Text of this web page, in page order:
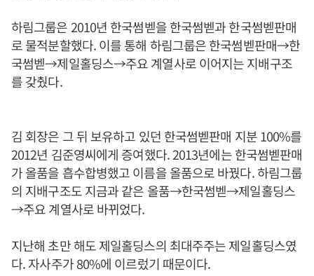
하림그룹은 2010년 한국썸벧을 한국썸벧과 한국썸벧판매
로 물적분할했다. 이를 통해 하림그룹은 한국썸벧판매→한
국썸벧→제일홀딩스→주요 계열사로 이어지는 지배구조
를 갖췄다.
김 회장은 그 뒤 보유하고 있던 한국썸벧판매 지분 100%를
2012년 김준영씨에게 증여했다. 2013년에는 한국썸벧판매
가 올품을 흡수합병했고 이름을 올품으로 바꿨다. 하림그룹
의 지배구조도 지금과 같은 올품→한국썸벧→제일홀딩스
→주요 계열사로 바뀌었다.
지난해 초만 해도 제일홀딩스의 최대주주는 제일홀딩스였
다. 자사주가 80%에 이르렀기 때문이다.